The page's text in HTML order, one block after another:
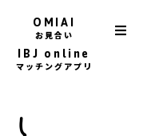
OMIAI
お見合い
IBJ online
マッチングアプリ